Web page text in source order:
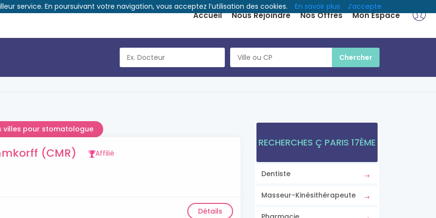
Accueil Nous Rejoindre Nos Offres Mon Espace
villes pour stomatologue
(CMR)
Affilié
Détails
RECHERCHES Ç PARIS 17ÈME
Dentiste
Masseur-Kinésithérapeute
service. En poursuivant votre navigation, vous acceptez l’utilisation des cookies. En savoir plus J’accepte